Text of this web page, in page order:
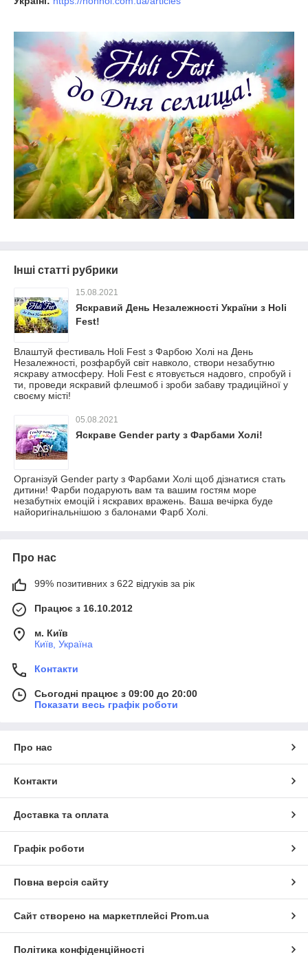
Інші статті рубрики
15.08.2021
Яскравий День Незалежності України з Holi
Fest!
Влаштуй фестиваль Holi Fest з Фарбою Холі на День
Незалежності, розфарбуй світ навколо, створи незабутню
яскраву атмосферу. Holi Fest є ятовується надовго, спробуй і
ти, проведи яскравий флешмоб і зроби забаву традиційної у
своєму місті!
05.08.2021
Яскраве Gender party з Фарбами Холі!
Організуй Gender party з Фарбами Холі щоб дізнатися стать
дитини! Фарби подарують вам та вашим гостям море
незабутніх емоцій і яскравих вражень. Ваша вечірка буде
найоригінальнішою з балонами Фарб Холі.
Про нас
99% позитивних з 622 відгуків за рік
Працює з 16.10.2012
м. Київ
Київ, Україна
Контакти
Сьогодні працює з 09:00 до 20:00
Показати весь графік роботи
Про нас
Контакти
Доставка та оплата
Графік роботи
Повна версія сайту
Сайт створено на маркетплейсі Prom.ua
Політика конфіденційності